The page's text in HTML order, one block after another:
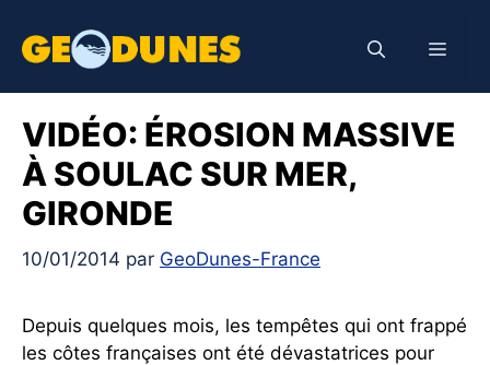
contenu
VIDÉO: ÉROSION MASSIVE
À SOULAC SUR MER,
GIRONDE
10/01/2014 par GeoDunes-France
Depuis quelques mois, les tempêtes qui ont frappé
les côtes françaises ont été dévastatrices pour